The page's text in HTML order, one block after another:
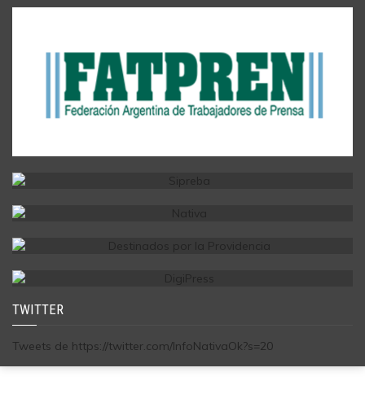
TWITTER
Tweets de https://twitter.com/InfoNativaOk?s=20